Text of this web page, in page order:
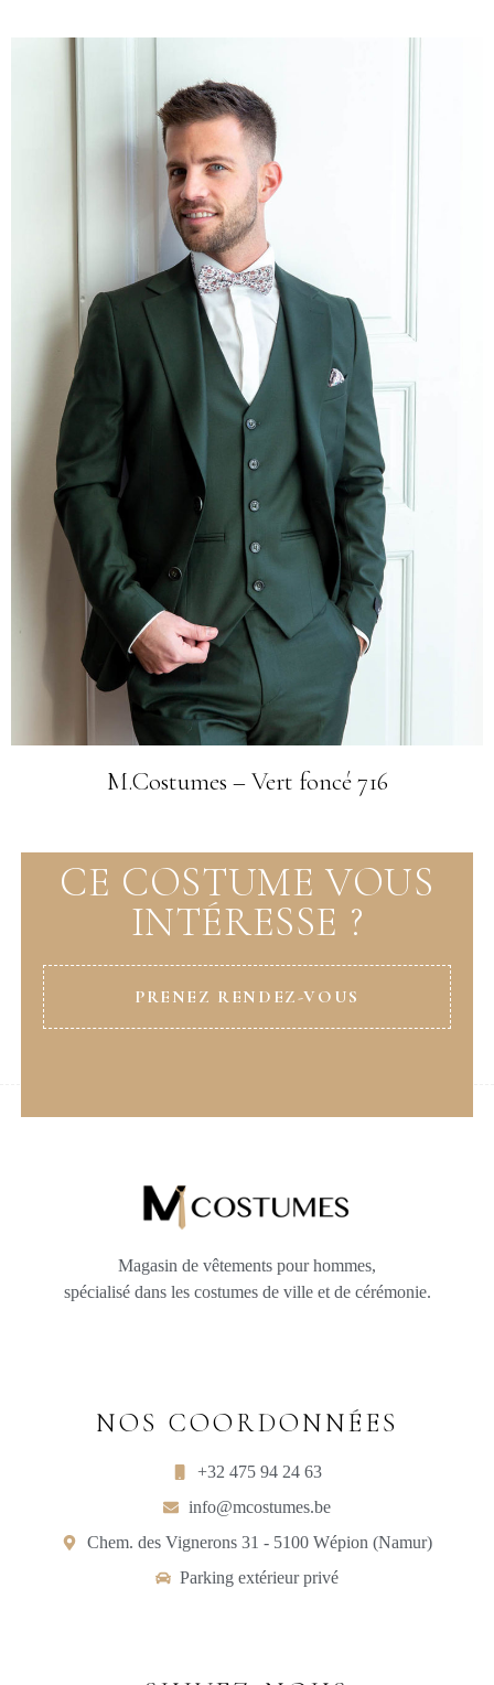
M.Costumes – Vert foncé 716
CE COSTUME VOUS
INTÉRESSE ?
PRENEZ RENDEZ-VOUS
Magasin de vêtements pour hommes,
spécialisé dans les costumes de ville et de cérémonie.
NOS COORDONNÉES
+32 475 94 24 63
info@mcostumes.be
Chem. des Vignerons 31 - 5100 Wépion (Namur)
Parking extérieur privé